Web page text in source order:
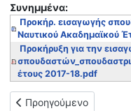
Συνημμένα:
Προκήρ. εισαγωγής
Ναυτικού Ακαδημαϊκού
Προκήρυξη για την
έτους 2017-18.pdf
Προηγούμενο άρθρο:
Προηγούμενο